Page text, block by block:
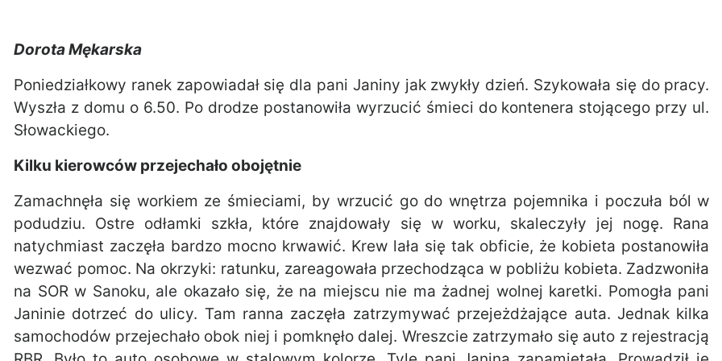
Dorota Mękarska
Poniedziałkowy ranek zapowiadał się dla pani Janiny jak zwykły dzień. Szykowała się do pracy.
Wyszła z domu o 6.50. Po drodze postanowiła wyrzucić śmieci do kontenera stojącego przy ul.
Słowackiego.
Kilku kierowców przejechało obojętnie
Zamachnęła się workiem ze śmieciami, by wrzucić go do wnętrza pojemnika i poczuła ból w
podudziu. Ostre odłamki szkła, które znajdowały się w worku, skaleczyły jej nogę. Rana
natychmiast zaczęła bardzo mocno krwawić. Krew lała się tak obficie, że kobieta postanowiła
wezwać pomoc. Na okrzyki: ratunku, zareagowała przechodząca w pobliżu kobieta. Zadzwoniła
na SOR w Sanoku, ale okazało się, że na miejscu nie ma żadnej wolnej karetki. Pomogła pani
Janinie dotrzeć do ulicy. Tam ranna zaczęła zatrzymywać przejeżdżające auta. Jednak kilka
samochodów przejechało obok niej i pomknęło dalej. Wreszcie zatrzymało się auto z rejestracją